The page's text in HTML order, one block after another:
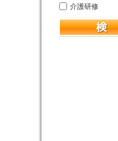
介護研修